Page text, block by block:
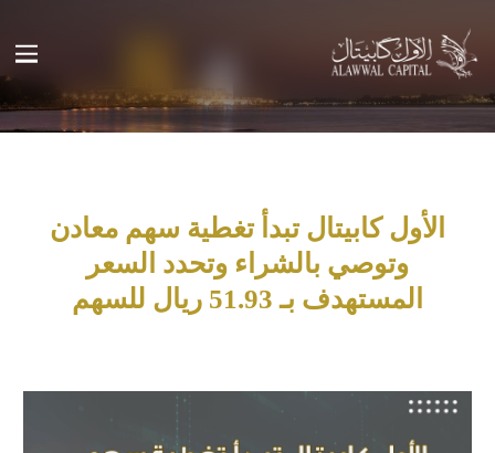
الأول كابيتال تبدأ تغطية سهم معادن
وتوصي بالشراء وتحدد السعر
المستهدف بـ 51.93 ريال للسهم